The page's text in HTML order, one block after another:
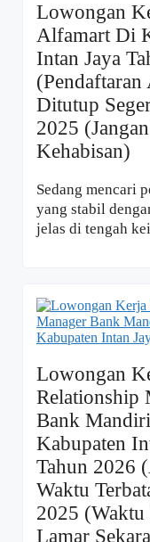
Lowongan
Alfamart Di
Intan Jaya
(Pendaftaran
Ditutup
2025
Kehabisan)
Sedang mencari
yang stabil
jelas di tengah
Lowongan
Relationship
Bank
Kabupaten
Tahun 2026
Waktu
2025 (Waktu
Lamar